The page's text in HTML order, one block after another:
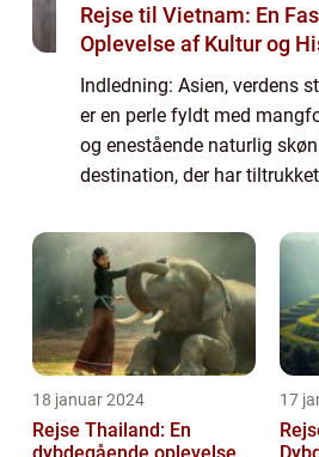
Rejse til Vietnam: En
Oplevelse af Kultur og
Indledning: Asien, verdens
er en perle fyldt med
og enestående naturlig
destination, der har
Asien byder på et væld af
18 januar 2024
Rejse Thailand: En
dybdegående oplevelse
17